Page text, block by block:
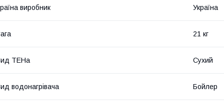
виробник Україна
21 кг
ТЕНа Сухий
водонагрівача Бойлер